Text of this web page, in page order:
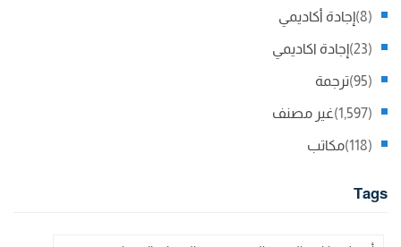
إجادة أكاديمي (8)
إجادة اكاديمي (23)
ترجمة (95)
غير مصنف (1,597)
مكاتب (118)
Tags